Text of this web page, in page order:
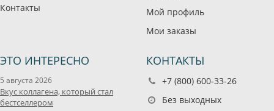
Контакты
Мой профиль
Мои заказы
ЭТО ИНТЕРЕСНО
5 августа 2026
Вкус коллагена, который стал
бестселлером
КОНТАКТЫ
+7 (800) 600-33-26
Без выходных